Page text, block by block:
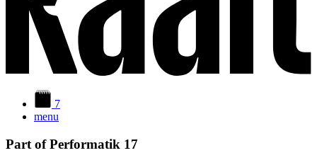
7
menu
Part of Performatik 17